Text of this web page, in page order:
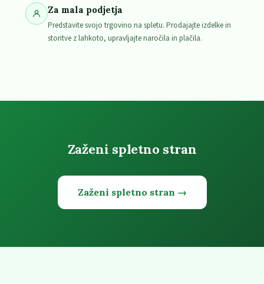
Za mala podjetja
Predstavite svojo trgovino na spletu. Prodajajte izdelke in
storitve z lahkoto, upravljajte naročila in plačila.
Zaženi spletno stran
Zaženi spletno stran →